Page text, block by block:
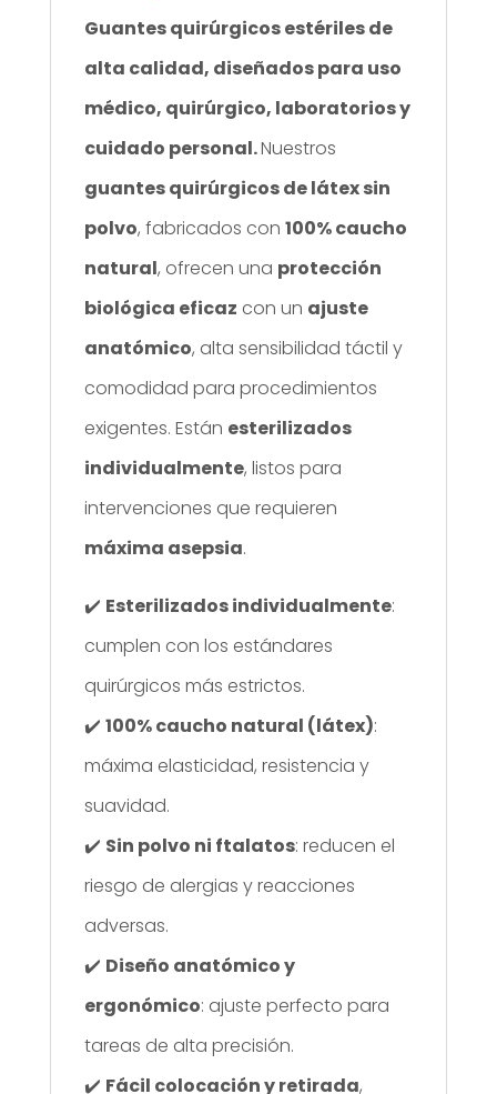
unds
Guantes quirúrgicos estériles de
alta calidad, diseñados para uso
médico, quirúrgico, laboratorios y
cuidado personal.Nuestros
guantes quirúrgicos de látex sin
polvo, fabricados con 100% caucho
natural, ofrecen una protección
biológica eficaz con un ajuste
anatómico, alta sensibilidad táctil y
comodidad para procedimientos
exigentes. Están esterilizados
individualmente, listos para
intervenciones que requieren
máxima asepsia.
✔️ Esterilizados individualmente:
cumplen con los estándares
quirúrgicos más estrictos.
✔️ 100% caucho natural (látex):
máxima elasticidad, resistencia y
suavidad.
✔️ Sin polvo ni ftalatos: reducen el
riesgo de alergias y reacciones
adversas.
✔️ Diseño anatómico y
ergonómico: ajuste perfecto para
tareas de alta precisión.
✔️ Fácil colocación y retirada,